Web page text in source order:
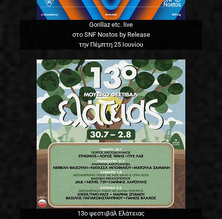
Gorillaz etc. live
στο SNF Nostos by Release
την Πέμπτη 25 Ιουνίου
13o φεστιβάλ Ελάτειας